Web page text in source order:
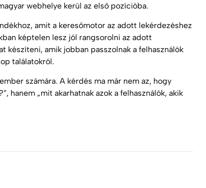
webhelye kerül az első pozícióba.
amit a keresőmotor az adott lekérdezéshez
képtelen lesz jól rangsorolni az adott
készíteni, amik jobban passzolnak a felhasználók
találatokról.
számára. A kérdés ma már nem az, hogy
hanem „mit akarhatnak azok a felhasználók, akik